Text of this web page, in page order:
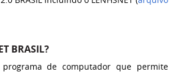
BRASIL?
programa de computador que permite